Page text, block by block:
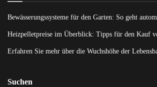
Bewässerungssysteme für den Garten: So geht
Heizpelletpreise im Überblick: Tipps für den Kauf
Erfahren Sie mehr über die Wuchshöhe der
Suchen